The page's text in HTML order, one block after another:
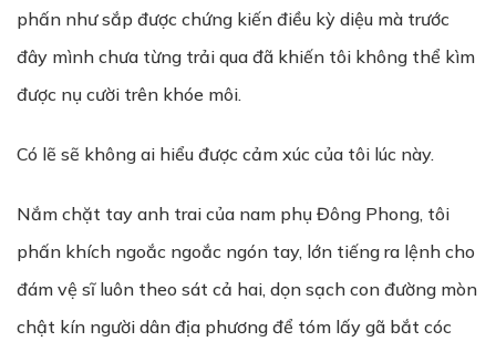
phấn như sắp được chứng kiến điều kỳ diệu mà trước
đây mình chưa từng trải qua đã khiến tôi không thể kìm
được nụ cười trên khóe môi.
Có lẽ sẽ không ai hiểu được cảm xúc của tôi lúc này.
Nắm chặt tay anh trai của nam phụ Đông Phong, tôi
phấn khích ngoắc ngoắc ngón tay, lớn tiếng ra lệnh cho
đám vệ sĩ luôn theo sát cả hai, dọn sạch con đường mòn
chật kín người dân địa phương để tóm lấy gã bắt cóc